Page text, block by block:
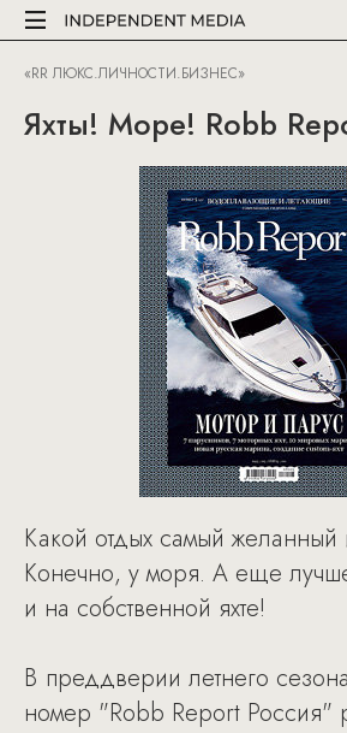
«RR ЛЮКС.ЛИЧНОСТИ.БИЗНЕС»
Яхты! Море! Robb
Какой отдых самый желанный
Конечно, у моря. А еще
и на собственной яхте!
В преддверии летнего
номер "Robb Report Россия"